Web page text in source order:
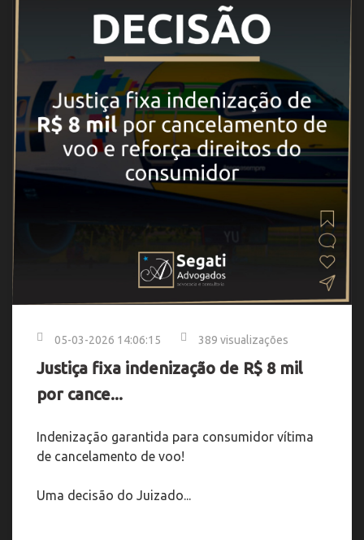
05-03-2026 14:06:15 389 visualizações
Justiça fixa indenização de R$ 8 mil
por cance...
Indenização garantida para consumidor vítima
de cancelamento de voo!
Uma decisão do Juizado...